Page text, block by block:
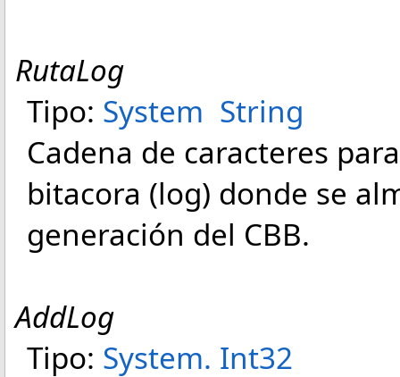
RutaLog
Tipo: System String
Cadena de caracteres
bitacora (log) donde se
generación del CBB.
AddLog
Tipo: System. Int32